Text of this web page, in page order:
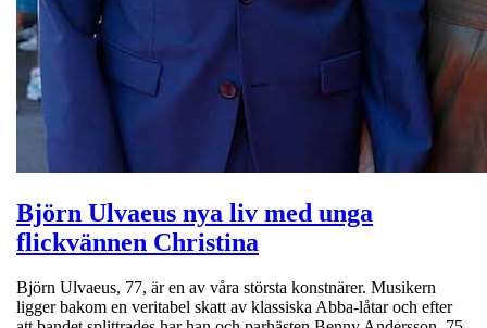
Björn Ulvaeus nya liv med unga
flickvännen Christina
Björn Ulvaeus, 77, är en av våra största konstnärer. Musikern
ligger bakom en veritabel skatt av klassiska Abba-låtar och efter